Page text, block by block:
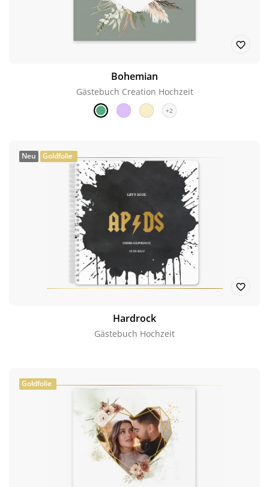
Bohemian
Gästebuch Creation Hochzeit
+2
Neu Goldfolie
Hardrock
Gästebuch Hochzeit
Goldfolie